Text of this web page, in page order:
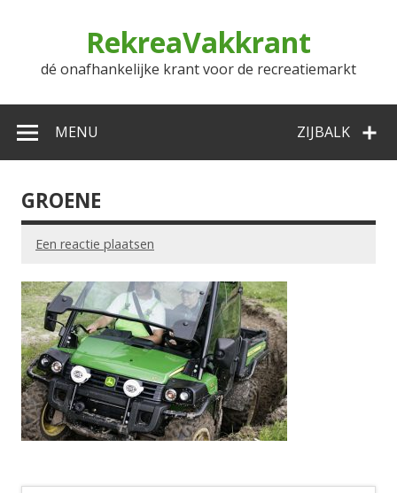
RekreaVakkrant
dé onafhankelijke krant voor de recreatiemarkt
ZIJBALK
MENU
GROENE
Een reactie plaatsen